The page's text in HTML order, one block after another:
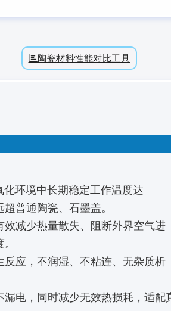
陶瓷材料性能对比工具
环境中长期稳定工作温度达
普通陶瓷、石墨盖。
减少热量散失、阻断外界空气进
反应，不润湿、不粘连、无杂质析
漏电，同时减少无效热损耗，适配